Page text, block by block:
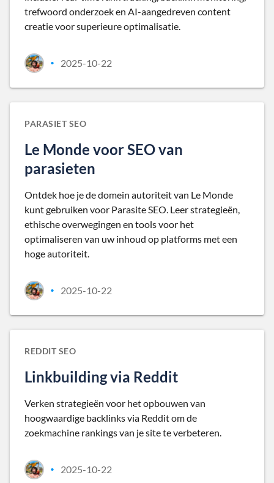
trefwoord onderzoek en AI-aangedreven content
creatie voor superieure optimalisatie.
• 2025-10-22
PARASIET SEO
Le Monde voor SEO van
parasieten
Ontdek hoe je de domein autoriteit van Le Monde
kunt gebruiken voor Parasite SEO. Leer strategieën,
ethische overwegingen en tools voor het
optimaliseren van uw inhoud op platforms met een
hoge autoriteit.
• 2025-10-22
REDDIT SEO
Linkbuilding via Reddit
Verken strategieën voor het opbouwen van
hoogwaardige backlinks via Reddit om de
zoekmachine rankings van je site te verbeteren.
• 2025-10-22